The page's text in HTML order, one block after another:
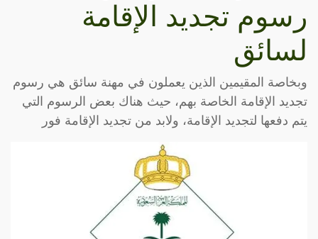
رسوم تجديد الإقامة
لسائق
وبخاصة المقيمين الذين يعملون في مهنة سائق هي رسوم
تجديد الإقامة الخاصة بهم، حيث هناك بعض الرسوم التي
يتم دفعها لتجديد الإقامة، ولابد من تجديد الإقامة فور